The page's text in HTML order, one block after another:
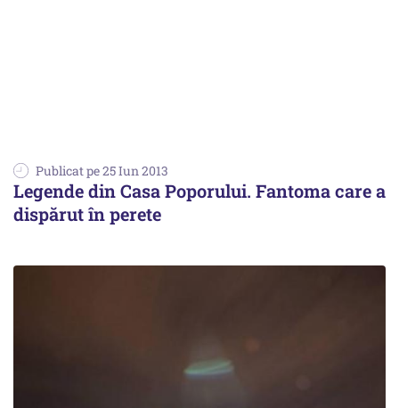
Publicat pe 25 Iun 2013
Legende din Casa Poporului. Fantoma care a
dispărut în perete